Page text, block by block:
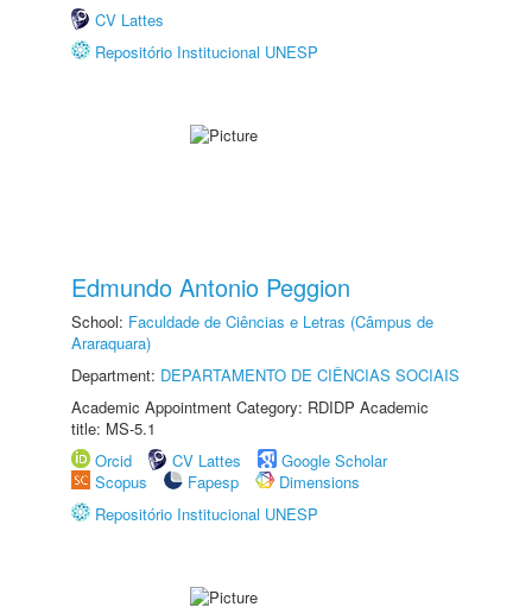
CV Lattes
Repositório Institucional UNESP
Edmundo Antonio Peggion
School: Faculdade de Ciências e Letras (Câmpus de
Araraquara)
Department: DEPARTAMENTO DE CIÊNCIAS SOCIAIS
Academic Appointment Category: RDIDP Academic
title: MS-5.1
Orcid
CV Lattes
Google Scholar
Scopus
Fapesp
Dimensions
Repositório Institucional UNESP